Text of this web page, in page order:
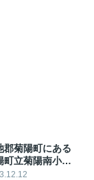
郡菊陽町にある
町立菊陽南小学
リアの特徴や住